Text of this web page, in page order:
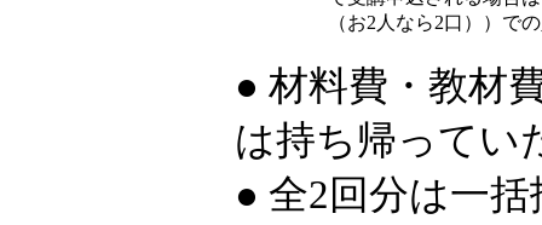
（お2人なら2口））で
● 材料費・教材
は持ち帰ってい
● 全2回分は一